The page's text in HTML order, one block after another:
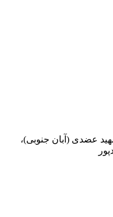
عضدی (آبان جنوبی)،